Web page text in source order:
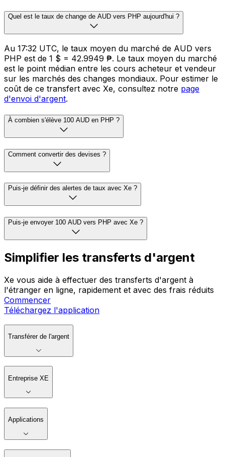
Quel est le taux de change de AUD vers PHP aujourd'hui ?
Au 17:32 UTC, le taux moyen du marché de AUD vers
PHP est de 1 $ = 42.9949 ₱. Le taux moyen du marché
est le point médian entre les cours acheteur et vendeur
sur les marchés des changes mondiaux. Pour estimer le
coût de ce transfert avec Xe, consultez notre page
d'envoi d'argent.
À combien s'élève 100 AUD en PHP ?
Comment convertir des devises ?
Puis-je définir des alertes de taux avec Xe ?
Puis-je envoyer 100 AUD vers PHP avec Xe ?
Simplifier les transferts d'argent
Xe vous aide à effectuer des transferts d'argent à
l'étranger en ligne, rapidement et avec des frais réduits
Commencer
Téléchargez l'application
Transférer de l'argent
Entreprise XE
Applications